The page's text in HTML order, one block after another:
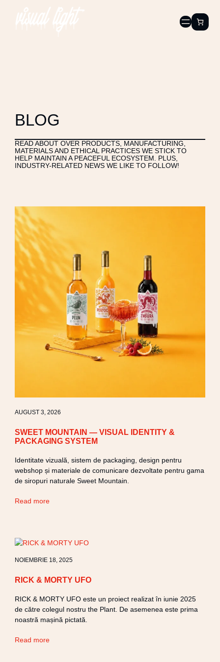
BLOG
READ ABOUT OVER PRODUCTS, MANUFACTURING,
MATERIALS AND ETHICAL PRACTICES WE STICK TO
HELP MAINTAIN A PEACEFUL ECOSYSTEM. PLUS,
INDUSTRY-RELATED NEWS WE LIKE TO FOLLOW!
AUGUST 3, 2026
SWEET MOUNTAIN — VISUAL IDENTITY &
PACKAGING SYSTEM
Identitate vizuală, sistem de packaging, design pentru
webshop și materiale de comunicare dezvoltate pentru gama
de siropuri naturale Sweet Mountain.
Read more
NOIEMBRIE 18, 2025
RICK & MORTY UFO
RICK & MORTY UFO este un proiect realizat în iunie 2025
de către colegul nostru the Plant. De asemenea este prima
noastră mașină pictată.​
Read more